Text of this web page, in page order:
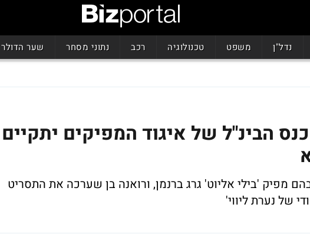
נדל"ן משפט טכנולוגיה רכב נתוני מסחר שער הדולר
הבינ"ל של איגוד המפיקים יתקיים
מפיק 'בילי אליוט' גרג ברנמן, ורואנה בן שערכה את התסריט
של נערת ליווי'